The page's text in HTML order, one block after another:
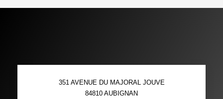
TAXE FONCIÈRE
PART DES MÉNAGES SANS
VOITURE
351 AVENUE DU MAJORAL JOUVE
84810 AUBIGNAN